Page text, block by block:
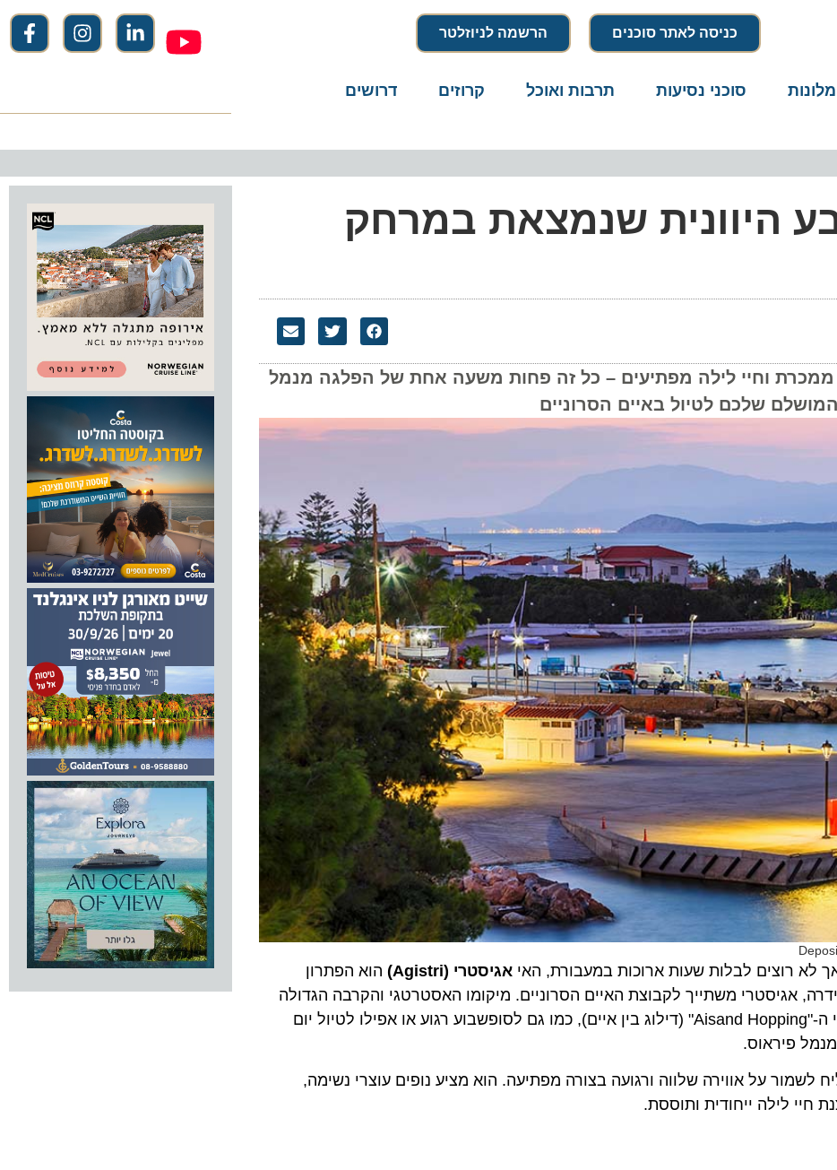
כניסה לאתר סוכנים הרשמה לניוזלטר
סוכני נסיעות תרבות ואוכל קרוזים דרושים
היוונית שנמצאת במרחק
וחיי לילה מפתיעים – כל זה פחות משעה אחת של הפלגה מנמל
שלכם לטיול באיים הסרוניים
לבלות שעות ארוכות במעבורת, האיאגיסטרי (Agistri)
הוא הפתרון
משתייך לקבוצת האיים הסרוניים. מיקומו האסטרטגי והקרבה הגדולה
שלו לאיים השכנים הופכים אותו ליעד אידיאלי לחובבי ה-"Aisand Hopping" (דילוג בין איים), כמו גם לסופשבוע רגוע או אפילו לטיול יום
פיראוס.
על אווירה שלווה ורגועה בצורה מפתיעה. הוא מציע נופים עוצרי נשימה,
לילה ייחודית ותוססת.